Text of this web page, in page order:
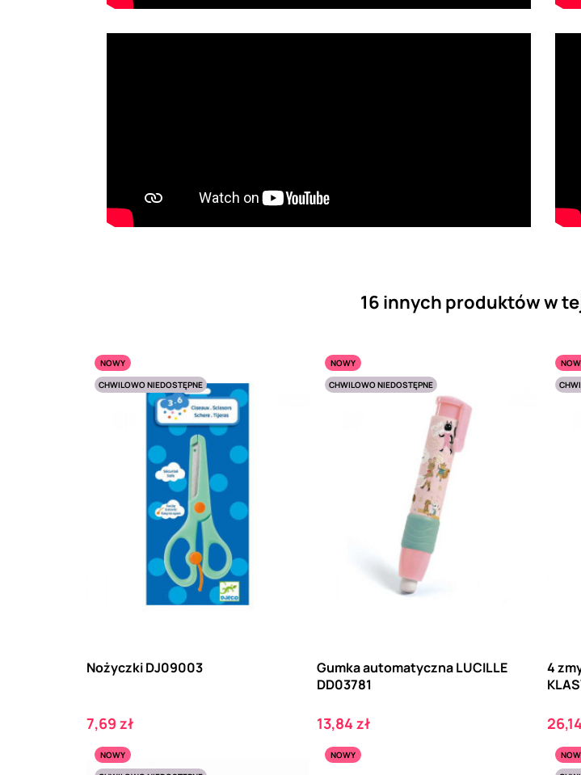
16 innych produktów w
NOWY
CHWILOWO NIEDOSTĘPNE
Nożyczki DJ09003
Cena
7,69 zł
NOWY
CHWILOWO NIEDOSTĘPNE
Gumka automatyczna LUCILLE
DD03781
Cena
13,84 zł
4
Cena
NOWY
NOWY